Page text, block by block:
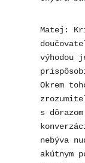
Matej:
Okrem
s
nebýva
akútnym